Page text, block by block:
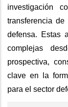
investigación
transferencia
defensa. Estas
complejas
prospectiva,
clave en la
para el sector